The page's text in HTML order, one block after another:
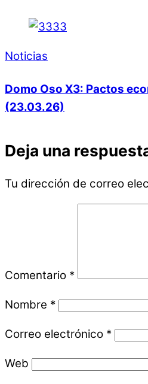
Noticias
Domo Oso X3: Pactos
(23.03.26)
Deja una
Tu dirección de correo
Comentario *
Nombre *
Correo electrónico *
Web